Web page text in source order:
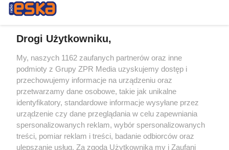
RODZINA LEWANDOWSKICH
Anna Lewandowska
dołączyła do męża w USA.
Drogi Użytkowniku,
My, naszych 1162 zaufanych partnerów oraz inne
podmioty z Grupy ZPR Media uzyskujemy dostęp i
przechowujemy informacje na urządzeniu oraz
przetwarzamy dane osobowe, takie jak unikalne
identyfikatory, standardowe informacje wysyłane przez
urządzenie czy dane przeglądania w celu zapewniania
spersonalizowanych reklam, wybór spersonalizowanych
treści, pomiar reklam i treści, badanie odbiorców oraz
ulepszanie usług. Za zgodą Użytkownika my i Zaufani